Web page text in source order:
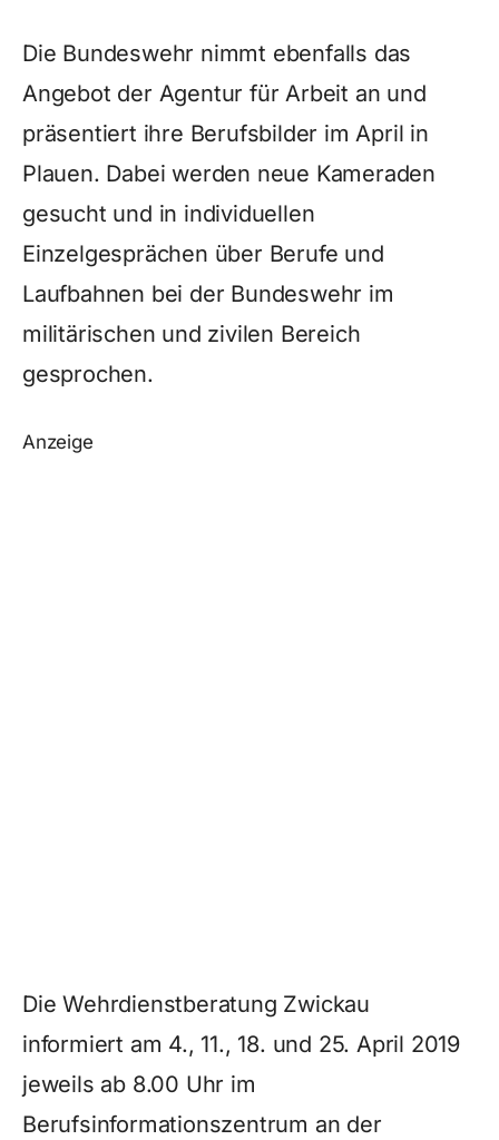
Die Bundeswehr nimmt ebenfalls das
Angebot der Agentur für Arbeit an und
präsentiert ihre Berufsbilder im April in
Plauen. Dabei werden neue Kameraden
gesucht und in individuellen
Einzelgesprächen über Berufe und
Laufbahnen bei der Bundeswehr im
militärischen und zivilen Bereich
gesprochen.
Anzeige
Die Wehrdienstberatung Zwickau
informiert am 4., 11., 18. und 25. April 2019
jeweils ab 8.00 Uhr im
Berufsinformationszentrum an der